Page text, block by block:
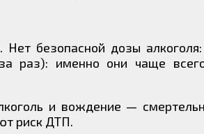
Нет безопасной дозы
раз): именно они чаще
и вождение —
риск ДТП.